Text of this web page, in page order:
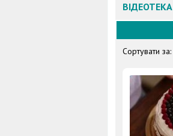
ВІДЕОТЕКА
Сортувати за: